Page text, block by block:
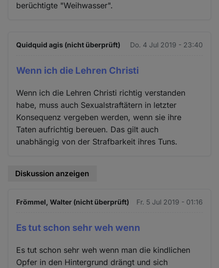
berüchtigte "Weihwasser".
Quidquid agis (nicht überprüft) Do. 4 Jul 2019 - 23:40
Wenn ich die Lehren Christi
Wenn ich die Lehren Christi richtig verstanden
habe, muss auch Sexualstraftätern in letzter
Konsequenz vergeben werden, wenn sie ihre
Taten aufrichtig bereuen. Das gilt auch
unabhängig von der Strafbarkeit ihres Tuns.
Diskussion anzeigen
Frömmel, Walter (nicht überprüft) Fr. 5 Jul 2019 - 01:16
Es tut schon sehr weh wenn
Es tut schon sehr weh wenn man die kindlichen
Opfer in den Hintergrund drängt und sich